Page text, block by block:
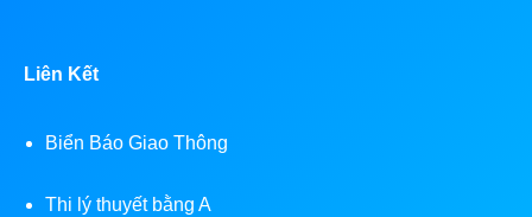
Liên Kết
Biển Báo Giao Thông
Thi lý thuyết bằng A